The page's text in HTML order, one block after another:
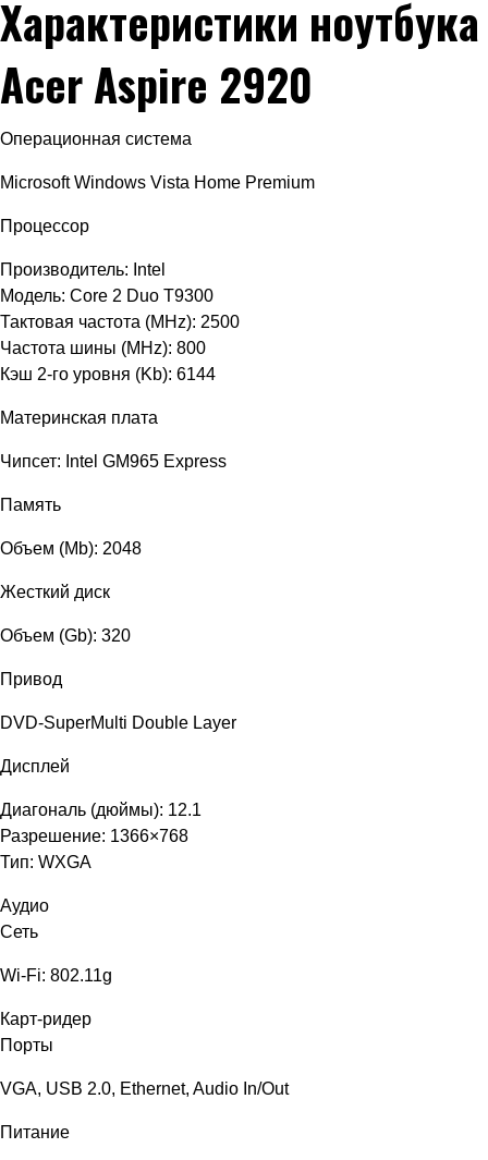
Характеристики ноутбука
Acer Aspire 2920
Операционная система
Microsoft Windows Vista Home Premium
Процессор
Производитель: Intel
Модель: Core 2 Duo T9300
Тактовая частота (MHz): 2500
Частота шины (MHz): 800
Кэш 2-го уровня (Kb): 6144
Материнская плата
Чипсет: Intel GM965 Express
Память
Объем (Mb): 2048
Жесткий диск
Объем (Gb): 320
Привод
DVD-SuperMulti Double Layer
Дисплей
Диагональ (дюймы): 12.1
Разрешение: 1366×768
Тип: WXGA
Аудио
Сеть
Wi-Fi: 802.11g
Карт-ридер
Порты
VGA, USB 2.0, Ethernet, Audio In/Out
Питание